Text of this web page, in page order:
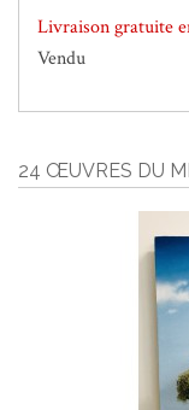
Livraison gratuite
Vendu
24 ŒUVRES DU